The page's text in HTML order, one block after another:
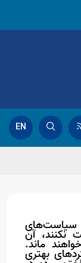
EN
سیاست‌های
نکنند،‌ آن
ماند.
بهتری